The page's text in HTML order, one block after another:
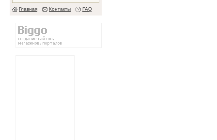
Главная Контакты FAQ